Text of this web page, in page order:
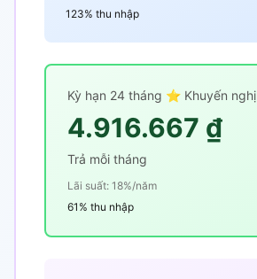
123% thu nhập
Kỳ hạn 24 tháng ⭐ Khuyến nghị
4.916.667 ₫
Trả mỗi tháng
Lãi suất: 18%/năm
61% thu nhập